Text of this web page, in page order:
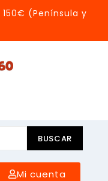
150€ (Península y
BUSCAR
Mi cuenta